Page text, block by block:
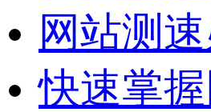
网站测
快速掌